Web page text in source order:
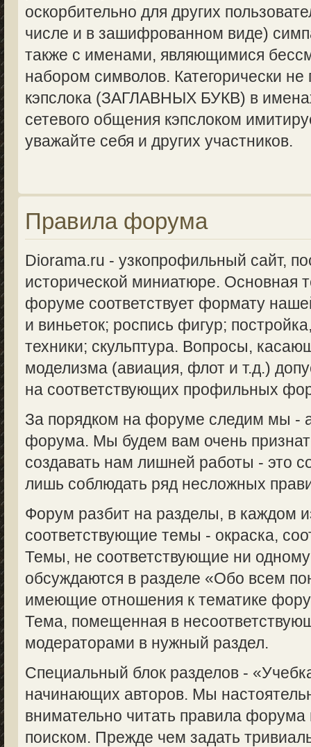
оскорбительно для других
числе и в зашифрованном виде)
также с именами, являющимися
набором символов. Категорически не
кэпслока (ЗАГЛАВНЫХ БУКВ) в
сетевого общения кэпслоком
уважайте себя и других участников.
Правила форума
Diorama.ru - узкопрофильный сайт,
исторической миниатюре. Основная
форуме соответствует формату
и виньеток; роспись фигур;
техники; скульптура. Вопросы,
моделизма (авиация, флот и т.д.)
на соответствующих профильных
За порядком на форуме следим мы -
форума. Мы будем вам очень
создавать нам лишней работы - это
лишь соблюдать ряд несложных
Форум разбит на разделы, в каждом
соответствующие темы - окраска,
Темы, не соответствующие ни
обсуждаются в разделе «Обо всем
имеющие отношения к тематике
Тема, помещенная в
модераторами в нужный раздел.
Специальный блок разделов -
начинающих авторов. Мы
внимательно читать правила форума
поиском. Прежде чем задать